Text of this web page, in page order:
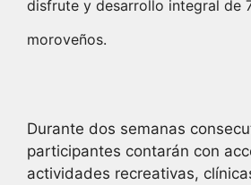
disfrute y desarrollo integral de
moroveños.
Durante dos semanas
participantes contarán con
actividades recreativas,